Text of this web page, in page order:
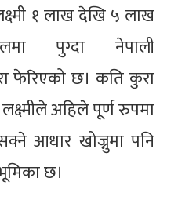
१ लाख देखि ५ लाख
पुग्दा नेपाली
फेरिएको छ। कति कुरा
अहिले पूर्ण रुपमा
आधार खोज्नुमा पनि
छ।